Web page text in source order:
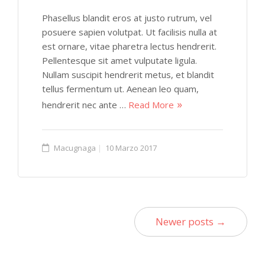
Phasellus blandit eros at justo rutrum, vel
posuere sapien volutpat. Ut facilisis nulla at
est ornare, vitae pharetra lectus hendrerit.
Pellentesque sit amet vulputate ligula.
Nullam suscipit hendrerit metus, et blandit
tellus fermentum ut. Aenean leo quam,
hendrerit nec ante … Read More
Macugnaga 10 Marzo 2017
Newer posts →